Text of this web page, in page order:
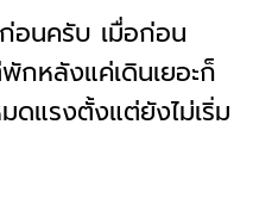
ก่อนครับ เมื่อก่อน
กหลังแค่เดินเยอะก็
ดแรงตั้งแต่ยังไม่เริ่ม